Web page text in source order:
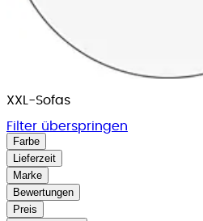
XXL-Sofas
Filter überspringen
Farbe
Lieferzeit
Marke
Bewertungen
Preis